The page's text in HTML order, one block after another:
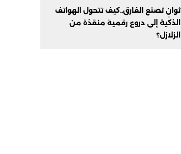
ثوانٍ تصنع الفارق..كيف تتحول الهواتف
الذكية إلى دروع رقمية منقذة من
الزلازل؟